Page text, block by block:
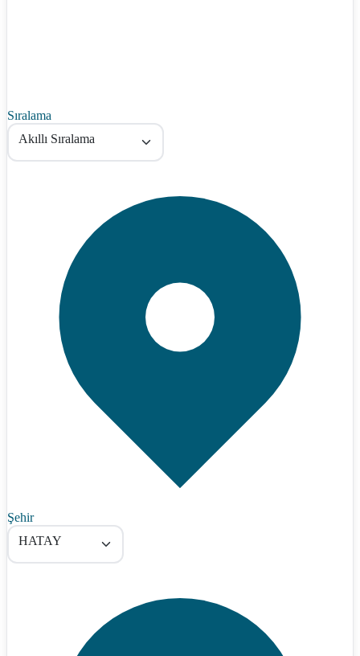
Sıralama
Akıllı Sıralama
Şehir
HATAY